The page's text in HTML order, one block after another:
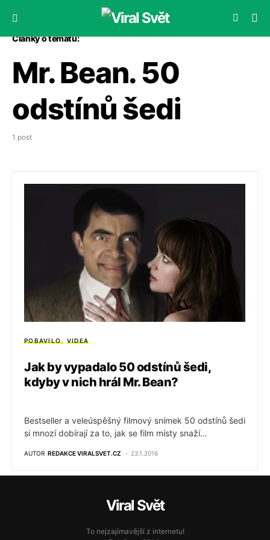
Články o tématu:
Mr. Bean. 50
odstínů šedi
1 post
POBAVILO VIDEA
Jak by vypadalo 50 odstínů šedi,
kdyby v nich hrál Mr. Bean?
Bestseller a veleúspěšný filmový snímek 50 odstínů šedi
si mnozí dobírají za to, jak se film místy snaží…
AUTOR REDAKCE VIRALSVET.CZ 23.1.2016
Viral Svět
To nejzajímavější z internetu!